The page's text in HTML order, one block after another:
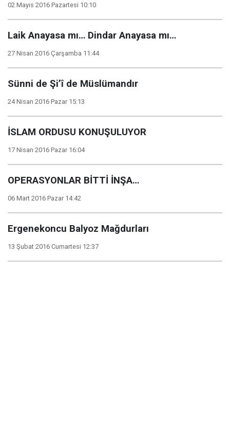
02 Mayıs 2016 Pazartesi 10:10
Laik Anayasa mı… Dindar Anayasa mı…
27 Nisan 2016 Çarşamba 11:44
Sünni de Şi’î de Müslümandır
24 Nisan 2016 Pazar 15:13
İSLAM ORDUSU KONUŞULUYOR
17 Nisan 2016 Pazar 16:04
OPERASYONLAR BİTTİ İNŞA…
06 Mart 2016 Pazar 14:42
Ergenekoncu Balyoz Mağdurları
13 Şubat 2016 Cumartesi 12:37